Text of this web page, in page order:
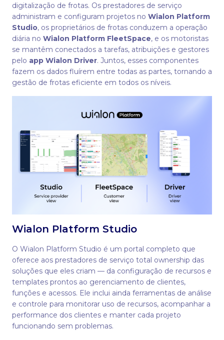
digitalização de frotas. Os prestadores de serviço
administram e configuram projetos no Wialon Platform
Studio, os proprietários de frotas conduzem a operação
diária no Wialon Platform FleetSpace, e os motoristas
se mantêm conectados a tarefas, atribuições e gestores
pelo app Wialon Driver. Juntos, esses componentes
fazem os dados fluírem entre todas as partes, tornando a
gestão de frotas eficiente em todos os níveis.
Wialon Platform Studio
O Wialon Platform Studio é um portal completo que
oferece aos prestadores de serviço total ownership das
soluções que eles criam — da configuração de recursos e
templates prontos ao gerenciamento de clientes,
funções e acessos. Ele inclui ainda ferramentas de análise
e controle para monitorar uso de recursos, acompanhar a
performance dos clientes e manter cada projeto
funcionando sem problemas.